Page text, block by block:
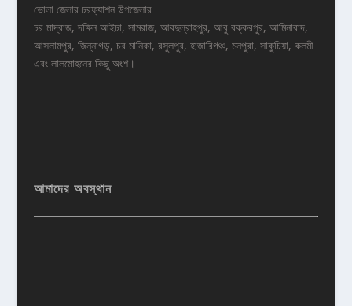
ভোলা জেলার চরফ্যাশন উপজেলার
চর মাদ্রাজ, দক্ষিন আইচা, সামরাজ, আবদুল্রাহপুর, আবু বক্করপুর, আমিনাবাদ,
আসলামপুর, জিন্নাগড়, চর মানিকা, রসুলপুর, হাজারিগঞ্চ, মনপুরা, সাকুচিয়া, কলমী
এবং লালমোহনের কিছু অংশ।
আমাদের অবস্থান